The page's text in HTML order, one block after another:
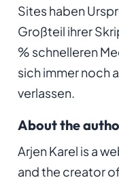
Sites haben
Großteil ihrer
% schnelleren
sich immer noch
verlassen.
About the
Arjen Karel is a
and the creator